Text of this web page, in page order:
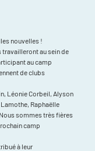
nouvelles !
travailleront au sein de
au camp
de clubs
Léonie Corbeil, Alyson
Raphaëlle
sommes très fières
camp
à leur